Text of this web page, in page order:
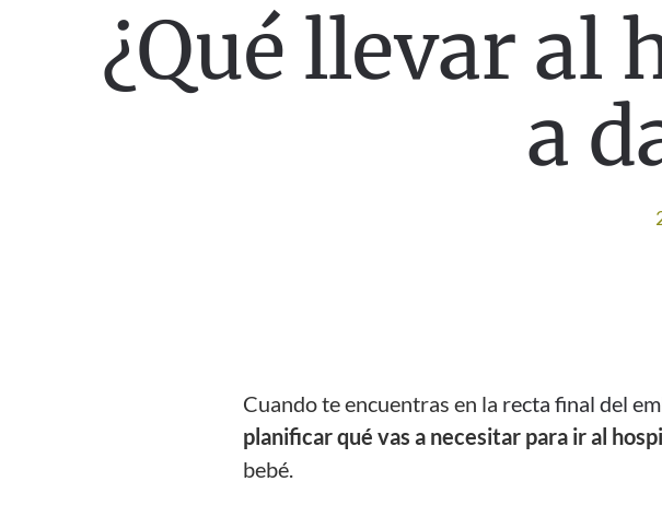
¿Qué llevar al
a
Cuando te encuentras en la recta final del
planificar qué vas a necesitar para ir al
bebé.